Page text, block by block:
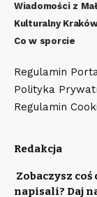
Wiadomości z
Kulturalny
Co w sporcie
Regulamin
Polityka
Regulamin
Redakcja
Zobaczysz
napisali? Daj